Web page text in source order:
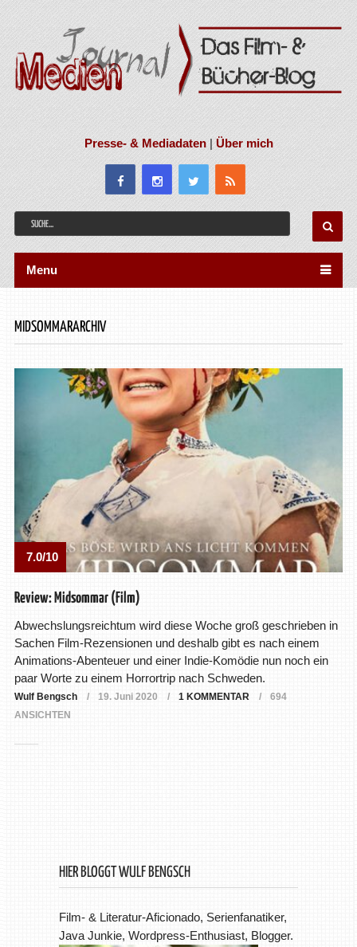
Presse- & Mediadaten|Über mich
Menu
MIDSOMMARARCHIV
7.0/10
Review: Midsommar (Film)
Abwechslungsreichtum wird diese Woche groß geschrieben in
Sachen Film-Rezensionen und deshalb gibt es nach einem
Animations-Abenteuer und einer Indie-Komödie nun noch ein
paar Worte zu einem Horrortrip nach Schweden.
Wulf Bengsch 19. Juni 2020 1 KOMMENTAR
694
ANSICHTEN
HIER BLOGGT WULF BENGSCH
Film- & Literatur-Aficionado, Serienfanatiker,
Java Junkie, Wordpress-Enthusiast, Blogger.